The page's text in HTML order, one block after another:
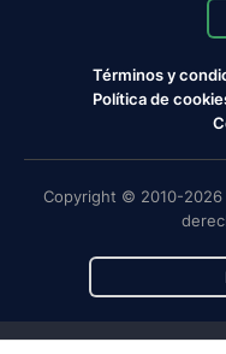
Términos y
Política de
Copyright © 2010-2026